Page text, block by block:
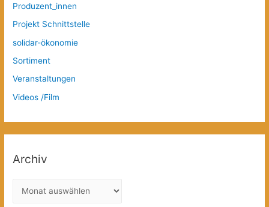
Produzent_innen
Projekt Schnittstelle
solidar-ökonomie
Sortiment
Veranstaltungen
Videos /Film
Archiv